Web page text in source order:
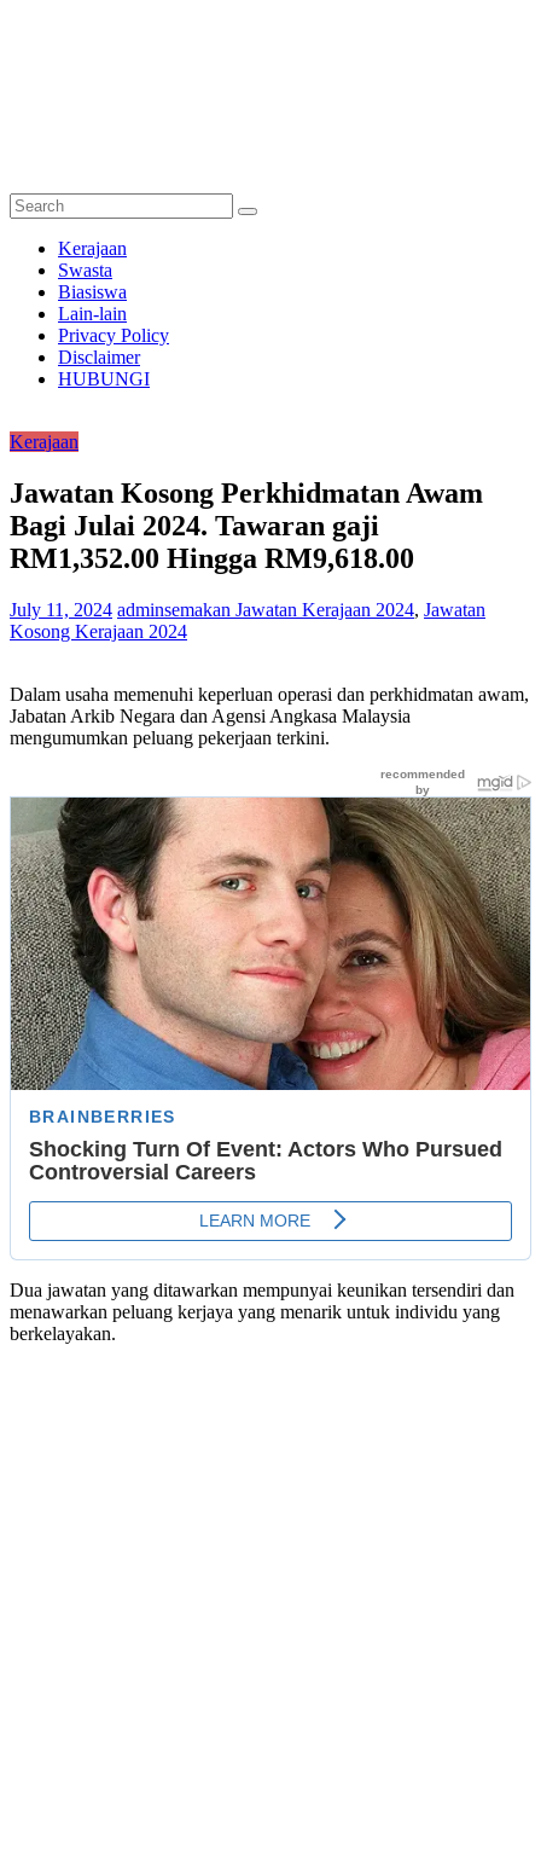
Semakan
Bantuan
Semakan
untuk
semua
Kerajaan
Swasta
Biasiswa
Lain-lain
Privacy Policy
Disclaimer
HUBUNGI
Kerajaan
Jawatan Kosong Perkhidmatan Awam
Bagi Julai 2024. Tawaran gaji
RM1,352.00 Hingga RM9,618.00
July 11, 2024 adminsemakan Jawatan Kerajaan 2024, Jawatan
Kosong Kerajaan 2024
Dalam usaha memenuhi keperluan operasi dan perkhidmatan awam,
Jabatan Arkib Negara dan Agensi Angkasa Malaysia
mengumumkan peluang pekerjaan terkini.
Dua jawatan yang ditawarkan mempunyai keunikan tersendiri dan
menawarkan peluang kerjaya yang menarik untuk individu yang
berkelayakan.